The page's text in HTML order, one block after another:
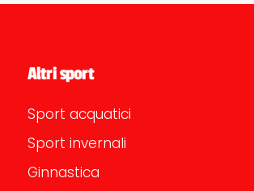
Altri sport
Sport acquatici
Sport invernali
Ginnastica